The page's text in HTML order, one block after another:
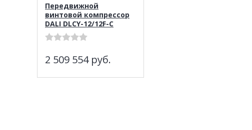
Передвижной
винтовой компрессор
DALI DLCY-12/12F-C
2 509 554 руб.